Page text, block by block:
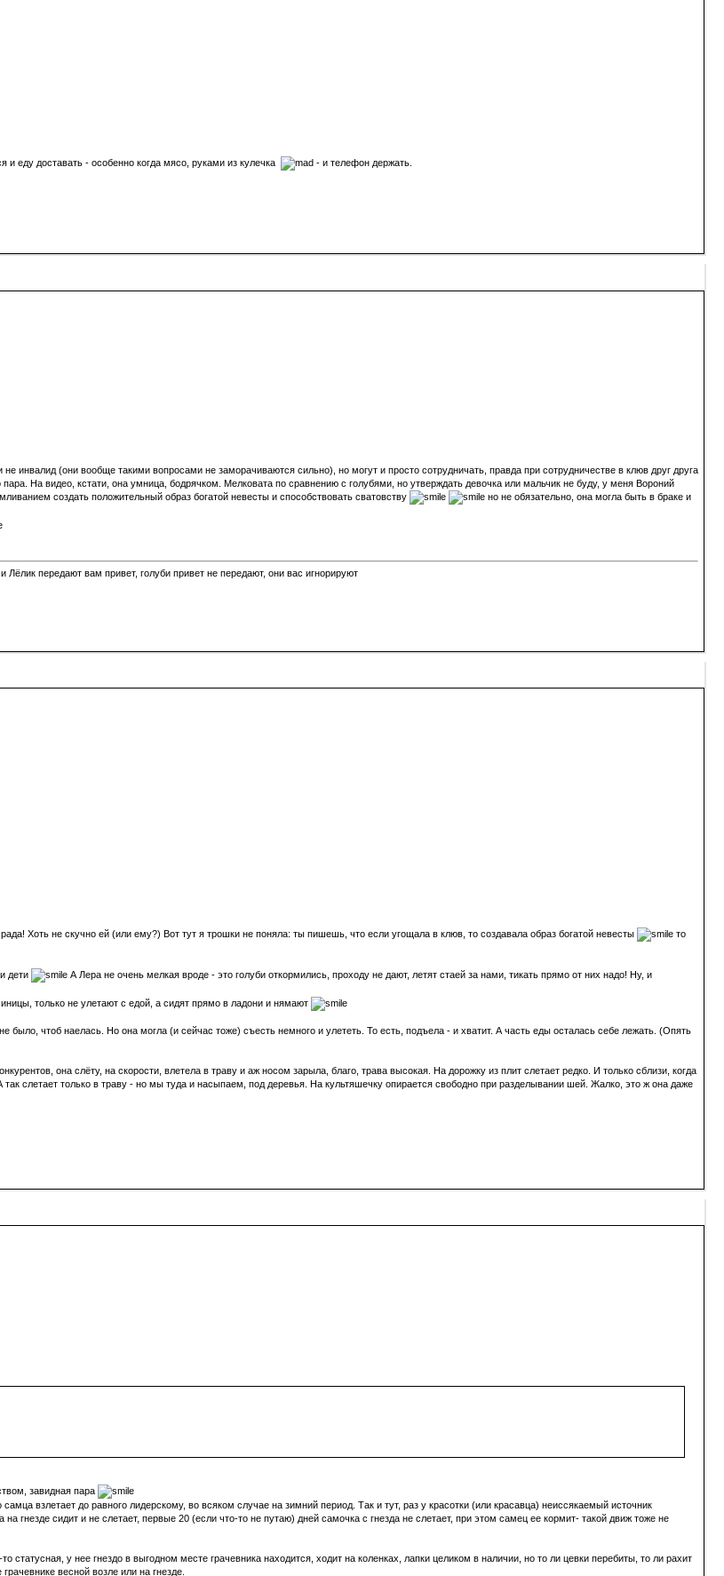
и еду доставать - особенно когда мясо, руками из кулечка - и телефон держать.
инвалид (они вообще такими вопросами не заморачиваются сильно), но могут и просто сотрудничать, правда при сотрудничестве в клюв друг друга
На видео, кстати, она умница, бодрячком. Мелковата по сравнению с голубями, но утверждать девочка или мальчик не буду, у меня Вороний
создать положительный образ богатой невесты и способствовать сватовству
но не обязательно, она могла быть в браке и
передают вам привет, голуби привет не передают, они вас игнорируют
Хоть не скучно ей (или ему?) Вот тут я трошки не поняла: ты пишешь, что если угощала в клюв, то создавала образ богатой невесты
то
дети
А Лера не очень мелкая вроде - это голуби откормились, проходу не дают, летят стаей за нами, тикать прямо от них надо! Ну, и
только не улетают с едой, а сидят прямо в ладони и нямают
было, чтоб наелась. Но она могла (и сейчас тоже) съесть немного и улететь. То есть, подъела - и хватит. А часть еды осталась себе лежать. (Опять
она слёту, на скорости, влетела в траву и аж носом зарыла, благо, трава высокая. На дорожку из плит слетает редко. И только сблизи, когда
так слетает только в траву - но мы туда и насыпаем, под деревья. На культяшечку опирается свободно при разделывании шей. Жалко, это ж она даже
завидная пара
взлетает до равного лидерскому, во всяком случае на зимний период. Так и тут, раз у красотки (или красавца) неиссякаемый источник
гнезде сидит и не слетает, первые 20 (если что-то не путаю) дней самочка с гнезда не слетает, при этом самец ее кормит- такой движ тоже не
статусная, у нее гнездо в выгодном месте грачевника находится, ходит на коленках, лапки целиком в наличии, но то ли цевки перебиты, то ли рахит
весной возле или на гнезде.